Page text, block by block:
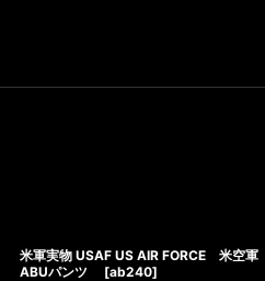
米軍実物 USAF US AIR FORCE 米空軍
ABUパンツ
[ab240]